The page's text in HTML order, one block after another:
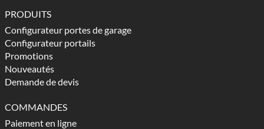
PRODUITS
Configurateur portes de garage
Configurateur portails
Promotions
Nouveautés
Demande de devis
COMMANDES
Paiement en ligne